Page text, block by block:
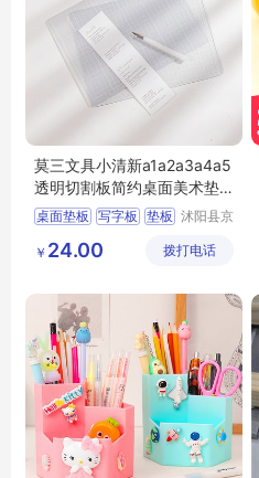
莫三文具小清新a1a2a3a4a5
透明切割板简约桌面美术垫
板创意少女裁
桌面垫板 写字板 垫板 沭阳县京
心
￥ 24.00 拨打电话